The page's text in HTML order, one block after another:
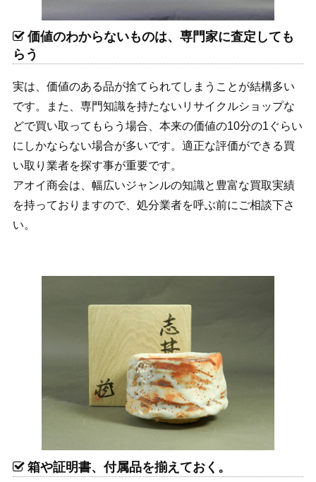
価値のわからないものは、専門家に査定しても
らう
実は、価値のある品が捨てられてしまうことが結構多い
です。また、専門知識を持たないリサイクルショップな
どで買い取ってもらう場合、本来の価値の10分の1ぐらい
にしかならない場合が多いです。適正な評価ができる買
い取り業者を探す事が重要です。
アオイ商会は、幅広いジャンルの知識と豊富な買取実績
を持っておりますので、処分業者を呼ぶ前にご相談下さ
い。
箱や証明書、付属品を揃えておく。